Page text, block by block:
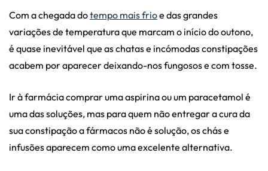
Com a chegada dotempo mais frioe das grandes
variações de temperatura que marcam o início do outono,
é quase inevitável que as chatas e incómodas constipações
acabem por aparecer deixando-nos fungosos e com tosse.
Ir à farmácia comprar uma aspirina ou um paracetamol é
uma das soluções, mas para quem não entregar a cura da
sua constipação a fármacos não é solução, os chás e
infusões aparecem como uma excelente alternativa.